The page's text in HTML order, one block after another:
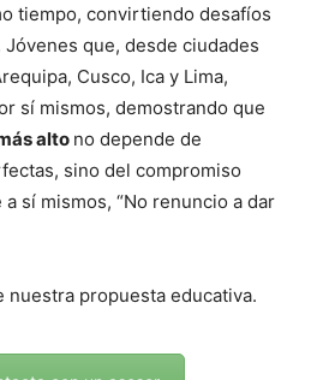
tiempo, convirtiendo desafíos
que, desde ciudades
Cusco, Ica y Lima,
sí mismos, demostrando que
alto no depende de
sino del compromiso
sí mismos, “No renuncio a dar
nuestra propuesta educativa.